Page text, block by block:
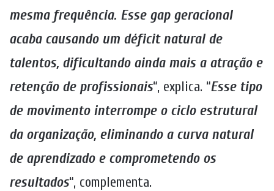
mesma frequência. Esse gap geracional
acaba causando um déficit natural de
talentos, dificultando ainda mais a atração e
retenção de profissionais“, explica. “Esse tipo
de movimento interrompe o ciclo estrutural
da organização, eliminando a curva natural
de aprendizado e comprometendo os
resultados“, complementa.